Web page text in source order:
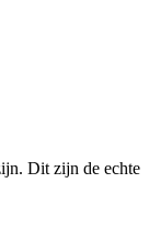
Dit zijn de echte